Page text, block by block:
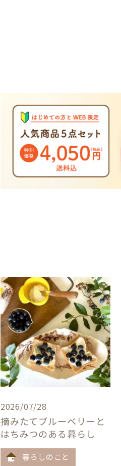
2026/07/28
摘みたてブルーベリーと
はちみつのある暮らし
暮らしのこと